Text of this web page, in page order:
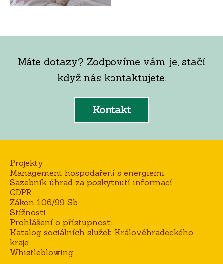
Máte dotazy? Zodpovíme vám je, stačí
když nás kontaktujete.
Kontakt
Projekty
Management hospodaření s energiemi
Sazebník úhrad za poskytnutí informací
GDPR
Zákon 106/99 Sb
Stížnosti
Prohlášení o přístupnosti
Katalog sociálních služeb Královéhradeckého
kraje
Whistleblowing